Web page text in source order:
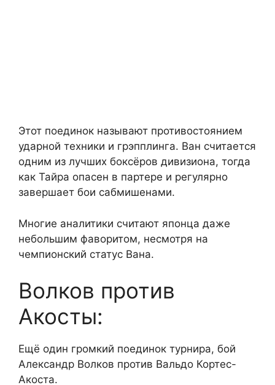
Этот поединок называют противостоянием
ударной техники и грэпплинга. Ван считается
одним из лучших боксёров дивизиона, тогда
как Тайра опасен в партере и регулярно
завершает бои сабмишенами.
Многие аналитики считают японца даже
небольшим фаворитом, несмотря на
чемпионский статус Вана.
Волков против
Акосты:
Ещё один громкий поединок турнира, бой
Александр Волков против Вальдо Кортес-
Акоста.